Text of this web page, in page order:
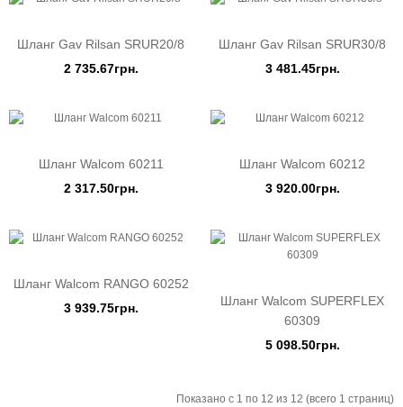
Шланг Gav Rilsan SRUR20/8
2 735.67грн.
Шланг Gav Rilsan SRUR30/8
3 481.45грн.
Шланг Walcom 60211
2 317.50грн.
Шланг Walcom 60212
3 920.00грн.
Шланг Walcom RANGO 60252
3 939.75грн.
Шланг Walcom SUPERFLEX
60309
5 098.50грн.
Показано с 1 по 12 из 12 (всего 1 страниц)